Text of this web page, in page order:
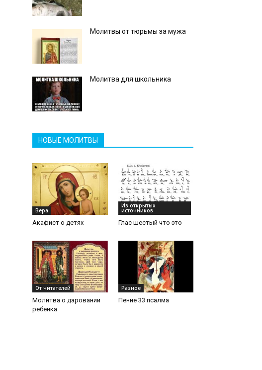
Молитвы от тюрьмы за мужа
Молитва для школьника
НОВЫЕ МОЛИТВЫ
Вера
Акафист о детях
Из открытых
источников
Глас шестый что это
От читателей
Молитва о даровании
ребенка
Разное
Пение 33 псалма